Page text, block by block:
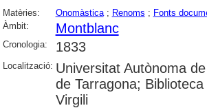
Matèries: Onomàstica; Renoms ; Fonts
Àmbit:
Montblanc
Cronologia: 1833
Localització: Universitat Autònoma
de Tarragona;
Virgili